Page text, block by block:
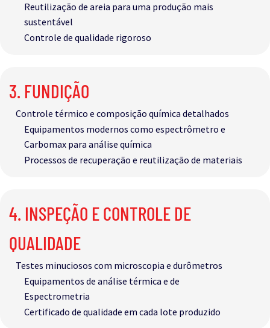
Reutilização de areia para uma produção mais
sustentável​
Controle de qualidade rigoroso
3. FUNDIÇÃO​
Controle térmico e composição química detalhados
Equipamentos modernos como espectrômetro e
Carbomax para análise química​
Processos de recuperação e reutilização de materiais​
4. INSPEÇÃO E CONTROLE DE
QUALIDADE
Testes minuciosos com microscopia e durômetros
Equipamentos de análise térmica e de
Espectrometria
Certificado de qualidade em cada lote produzido